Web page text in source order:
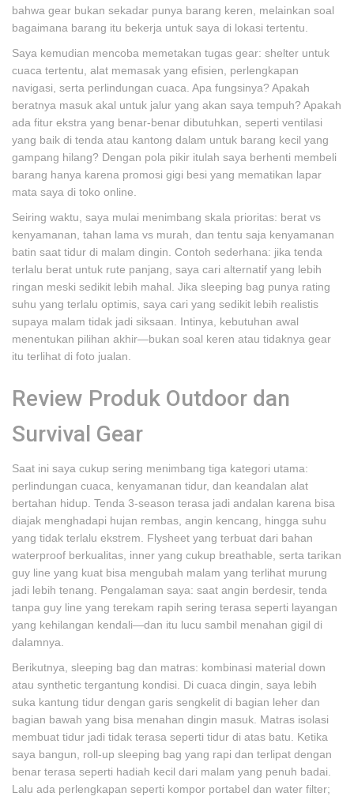
bahwa gear bukan sekadar punya barang keren, melainkan soal
bagaimana barang itu bekerja untuk saya di lokasi tertentu.
Saya kemudian mencoba memetakan tugas gear: shelter untuk
cuaca tertentu, alat memasak yang efisien, perlengkapan
navigasi, serta perlindungan cuaca. Apa fungsinya? Apakah
beratnya masuk akal untuk jalur yang akan saya tempuh? Apakah
ada fitur ekstra yang benar-benar dibutuhkan, seperti ventilasi
yang baik di tenda atau kantong dalam untuk barang kecil yang
gampang hilang? Dengan pola pikir itulah saya berhenti membeli
barang hanya karena promosi gigi besi yang mematikan lapar
mata saya di toko online.
Seiring waktu, saya mulai menimbang skala prioritas: berat vs
kenyamanan, tahan lama vs murah, dan tentu saja kenyamanan
batin saat tidur di malam dingin. Contoh sederhana: jika tenda
terlalu berat untuk rute panjang, saya cari alternatif yang lebih
ringan meski sedikit lebih mahal. Jika sleeping bag punya rating
suhu yang terlalu optimis, saya cari yang sedikit lebih realistis
supaya malam tidak jadi siksaan. Intinya, kebutuhan awal
menentukan pilihan akhir—bukan soal keren atau tidaknya gear
itu terlihat di foto jualan.
Review Produk Outdoor dan
Survival Gear
Saat ini saya cukup sering menimbang tiga kategori utama:
perlindungan cuaca, kenyamanan tidur, dan keandalan alat
bertahan hidup. Tenda 3-season terasa jadi andalan karena bisa
diajak menghadapi hujan rembas, angin kencang, hingga suhu
yang tidak terlalu ekstrem. Flysheet yang terbuat dari bahan
waterproof berkualitas, inner yang cukup breathable, serta tarikan
guy line yang kuat bisa mengubah malam yang terlihat murung
jadi lebih tenang. Pengalaman saya: saat angin berdesir, tenda
tanpa guy line yang terekam rapih sering terasa seperti layangan
yang kehilangan kendali—dan itu lucu sambil menahan gigil di
dalamnya.
Berikutnya, sleeping bag dan matras: kombinasi material down
atau synthetic tergantung kondisi. Di cuaca dingin, saya lebih
suka kantung tidur dengan garis sengkelit di bagian leher dan
bagian bawah yang bisa menahan dingin masuk. Matras isolasi
membuat tidur jadi tidak terasa seperti tidur di atas batu. Ketika
saya bangun, roll-up sleeping bag yang rapi dan terlipat dengan
benar terasa seperti hadiah kecil dari malam yang penuh badai.
Lalu ada perlengkapan seperti kompor portabel dan water filter;